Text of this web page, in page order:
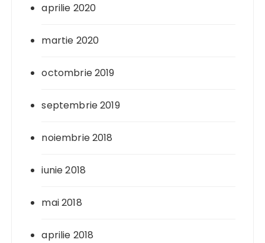
aprilie 2020
martie 2020
octombrie 2019
septembrie 2019
noiembrie 2018
iunie 2018
mai 2018
aprilie 2018